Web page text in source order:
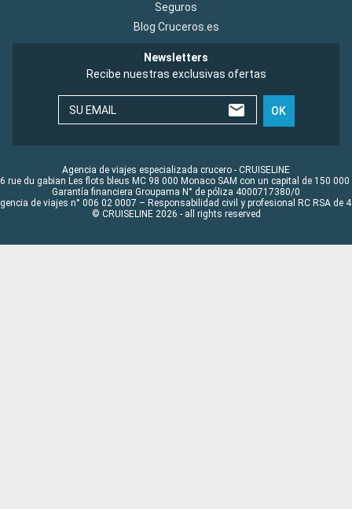
Seguros
Blog Cruceros.es
Newsletters
Recibe nuestras exclusivas ofertas
SU EMAIL OK
Agencia de viajes especializada crucero - CRUISELINE
rue du gabian Les flots bleus MC 98 000 Monaco SAM con un capital de 150 000
Garantía financiera Groupama N° de póliza 4000717380/0
de viajes n° 006 02 0007 – Responsabilidad civil y profesional RC RSA de
© CRUISELINE 2026 - all rights reserved